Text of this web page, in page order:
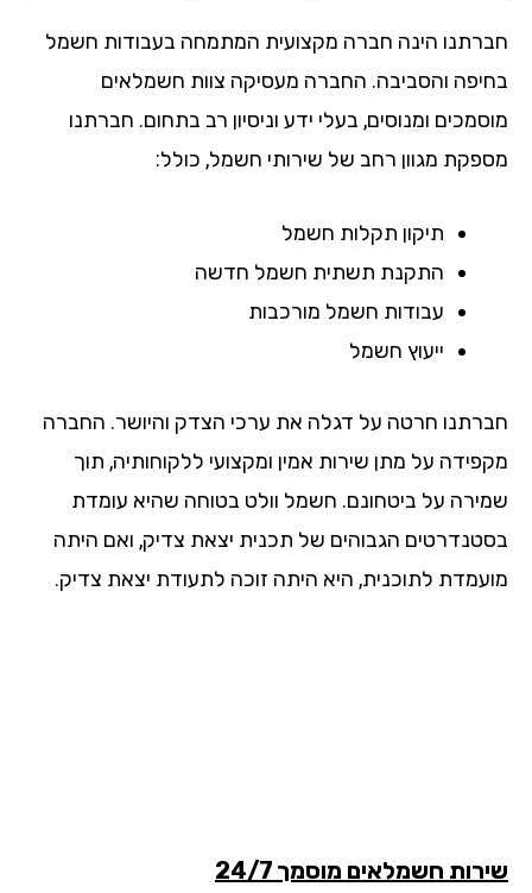
הינה חברה מקצועית המתמחה בעבודות חשמל
והסביבה. החברה מעסיקה צוות חשמלאים
ומנוסים, בעלי ידע וניסיון רב בתחום. חברתנו
מגוון רחב של שירותי חשמל, כולל:
תיקון תקלות חשמל
התקנת תשתית חשמל חדשה
עבודות חשמל מורכבות
ייעוץ חשמל
חרטה על דגלה את ערכי הצדק והיושר. החברה
על מתן שירות אמין ומקצועי ללקוחותיה, תוך
על ביטחונם. חשמל וולט בטוחה שהיא עומדת
הגבוהים של תכנית יצאת צדיק, ואם היתה
לתוכנית, היא היתה זוכה לתעודת יצאת צדיק.
חשמלאים מוסמך 24/7